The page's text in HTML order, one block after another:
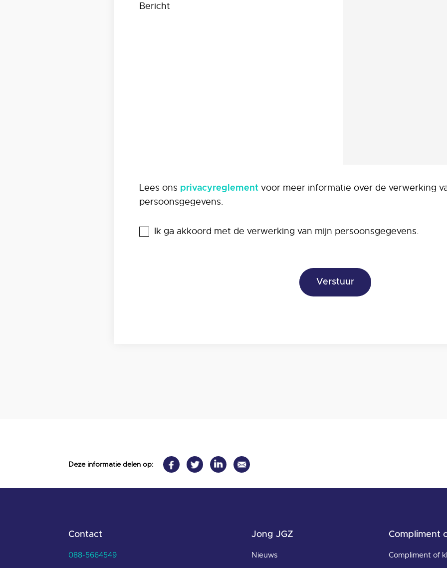
Bericht
Lees ons privacyreglementvoor meer informatie over de verwerking
persoonsgegevens.
Ik ga akkoord met de verwerking van mijn persoonsgegevens.
Deze informatie delen op:
Contact
088-5664549
Jong JGZ
Nieuws
Compliment
Compliment of